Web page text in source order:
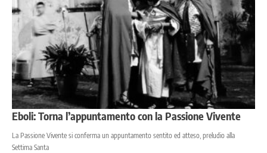
Eboli: Torna l’appuntamento con la Passione Vivente
La Passione Vivente si conferma un appuntamento sentito ed atteso, preludio alla
Settima Santa